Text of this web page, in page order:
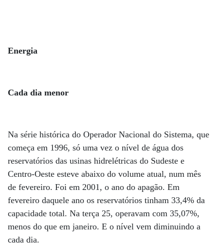
Energia
Cada dia menor
Na série histórica do Operador Nacional do Sistema, que
começa em 1996, só uma vez o nível de água dos
reservatórios das usinas hidrelétricas do Sudeste e
Centro-Oeste esteve abaixo do volume atual, num mês
de fevereiro. Foi em 2001, o ano do apagão. Em
fevereiro daquele ano os reservatórios tinham 33,4% da
capacidade total. Na terça 25, operavam com 35,07%,
menos do que em janeiro. E o nível vem diminuindo a
cada dia.